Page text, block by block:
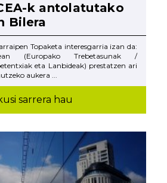
k antolatutako
Bilera
Topaketa interesgarria izan da:
(Europako Trebetasunak /
eta Lanbideak) prestatzen ari
aukera ...
sarrera hau